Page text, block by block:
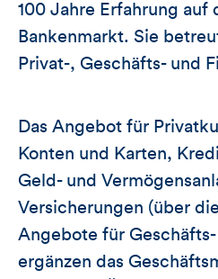
100 Jahre Erfahrung auf
Bankenmarkt. Sie
Privat-, Geschäfts- und
Das Angebot für
Konten und Karten,
Geld- und
Versicherungen (über
Angebote für
ergänzen das